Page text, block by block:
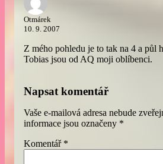
Otmárek
10. 9. 2007
Z mého pohledu je to tak na 4 a půl
Tobias jsou od AQ moji oblíbenci.
Napsat komentář
Vaše e-mailová adresa nebude
informace jsou označeny *
Komentář *